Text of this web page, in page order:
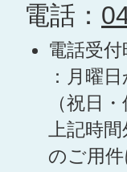
電話：
電話受付
：月曜
（祝日
上記時
のご用件